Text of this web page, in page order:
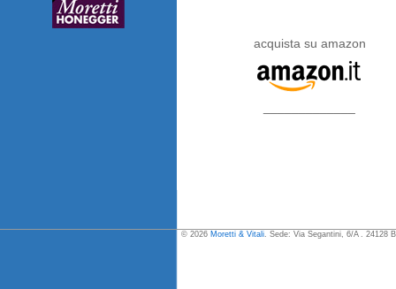
acquista su amazon
© 2026 Moretti & Vitali. Sede: Via Segantini, 6/A . 24128